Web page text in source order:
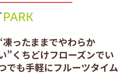
凍ったままでやわらか
”くちどけフローズンでい
でも手軽にフルーツタイム